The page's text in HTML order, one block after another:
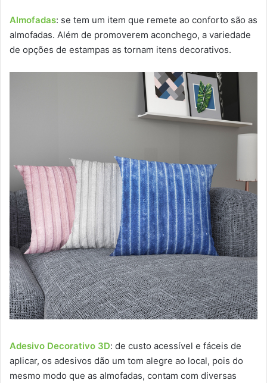
Almofadas: se tem um item que remete ao conforto são as
almofadas. Além de promoverem aconchego, a variedade
de opções de estampas as tornam itens decorativos.
Adesivo Decorativo 3D: de custo acessível e fáceis de
aplicar, os adesivos dão um tom alegre ao local, pois do
mesmo modo que as almofadas, contam com diversas